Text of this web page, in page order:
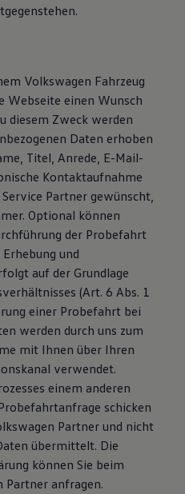
Volkswagen Fahrzeug
Webseite einen Wunsch
diesem Zweck werden
Daten erhoben
Titel, Anrede, E-Mail-
Kontaktaufnahme
Partner gewünscht,
Optional können
der Probefahrt
und
auf der Grundlage
(Art. 6 Abs. 1
einer Probefahrt bei
werden durch uns zum
mit Ihnen über Ihren
verwendet.
einem anderen
schicken
Partner und nicht
übermittelt. Die
können Sie beim
Partner anfragen.